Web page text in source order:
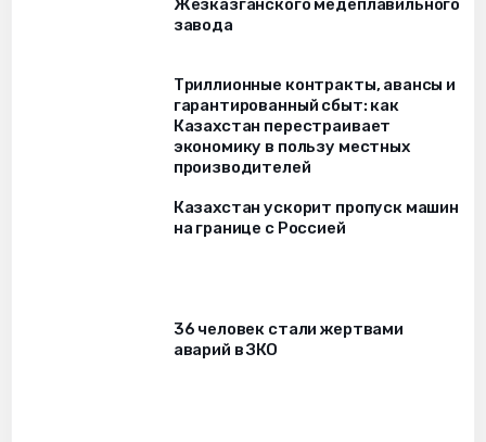
Жезказганского медеплавильного
завода
Триллионные контракты, авансы и
гарантированный сбыт: как
Казахстан перестраивает
экономику в пользу местных
производителей
Казахстан ускорит пропуск машин
на границе с Россией
36 человек стали жертвами
аварий в ЗКО